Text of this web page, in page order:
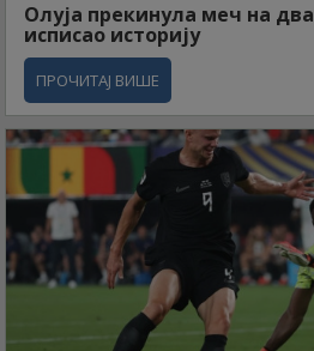
Олуја прекинула меч на
исписао историју
ПРОЧИТАЈ ВИШЕ